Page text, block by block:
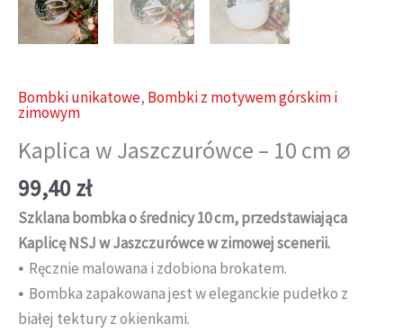
Bombki unikatowe, Bombki z motywem górskim i
zimowym
Kaplica w Jaszczurówce – 10 cm ⌀
99,40zł
Szklana bombka o średnicy 10 cm, przedstawiająca
Kaplicę NSJ w Jaszczurówce w zimowej scenerii.
• Ręcznie malowana i zdobiona brokatem.
• Bombka zapakowana jest w eleganckie pudełko z
białej tektury z okienkami.